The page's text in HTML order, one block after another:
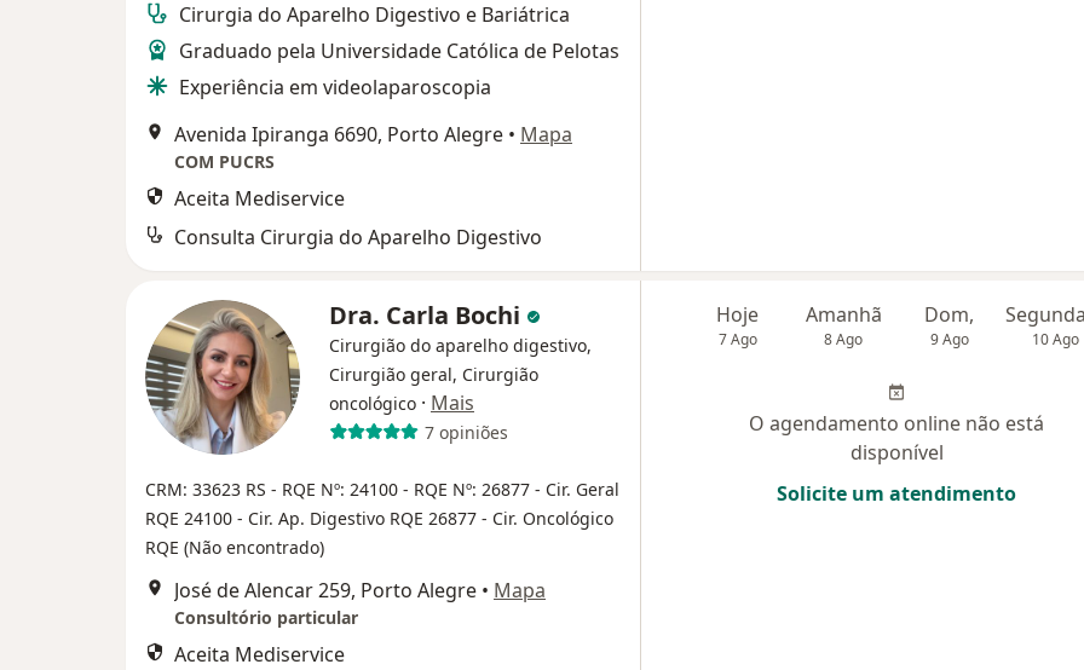
Cirurgia do Aparelho Digestivo e Bariátrica
Graduado pela Universidade Católica de Pelotas
Experiência em videolaparoscopia
Avenida Ipiranga 6690, Porto Alegre • Mapa
COM PUCRS
Aceita Mediservice
Consulta Cirurgia do Aparelho Digestivo
Dra. Carla Bochi
Cirurgião do aparelho digestivo,
Cirurgião geral, Cirurgião
oncológico · Mais
7 opiniões
CRM: 33623 RS - RQE Nº: 24100 - RQE Nº: 26877 - Cir. Geral
RQE 24100 - Cir. Ap. Digestivo RQE 26877 - Cir. Oncológico
RQE (Não encontrado)
José de Alencar 259, Porto Alegre • Mapa
Consultório particular
Aceita Mediservice
Hoje
7 Ago
Amanhã
8 Ago
Dom,
9 Ago 10 Ago
O agendamento online não está
disponível
Solicite um atendimento